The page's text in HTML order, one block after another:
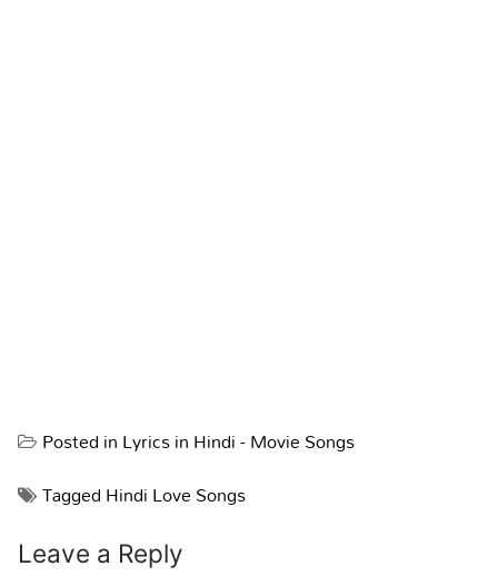
Posted inLyrics in Hindi - Movie Songs
TaggedHindi Love Songs
Leave a Reply